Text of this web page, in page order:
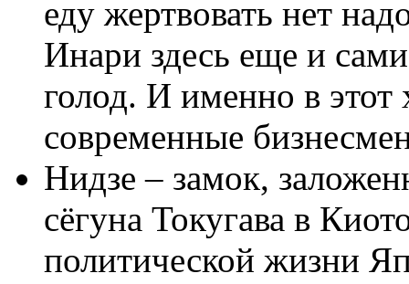
еду жертвовать нет
Инари здесь еще и
голод. И именно в этот
современные
Нидзе – замок,
сёгуна Токугава в
политической жизни